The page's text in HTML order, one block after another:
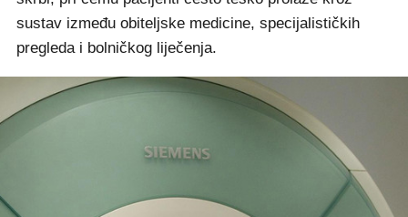
sustav između obiteljske medicine, specijalističkih
pregleda i bolničkog liječenja.